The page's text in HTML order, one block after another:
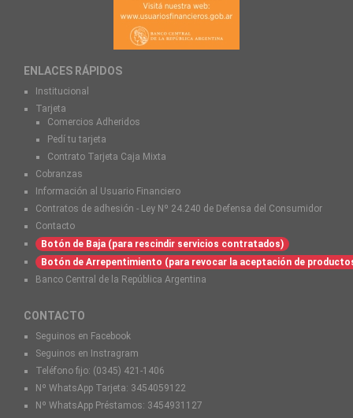
ENLACES RÁPIDOS
Institucional
Tarjeta
Comercios Adheridos
Pedí tu tarjeta
Contrato Tarjeta Caja Mixta
Cobranzas
Información al Usuario Financiero
Contratos de adhesión - Ley Nº 24.240 de Defensa del Consumidor
Contacto
Botón de Baja (para rescindir servicios contratados)
Botón de Arrepentimiento (para revocar la aceptación de
Banco Central de la República Argentina
CONTACTO
Seguinos en Facebook
Seguinos en Instragram
Teléfono fijo: (0345) 421-1406
Nº WhatsApp Tarjeta: 3454059122
Nº WhatsApp Préstamos: 3454931127